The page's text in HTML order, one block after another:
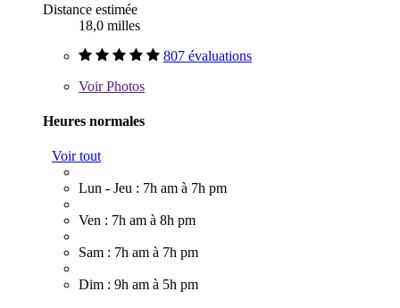
Distance estimée
18,0 milles
807 évaluations
VoirPhotos
Heures normales
Voir tout
Lun - Jeu : 7h am à 7h pm
Ven : 7h am à 8h pm
Sam : 7h am à 7h pm
Dim : 9h am à 5h pm